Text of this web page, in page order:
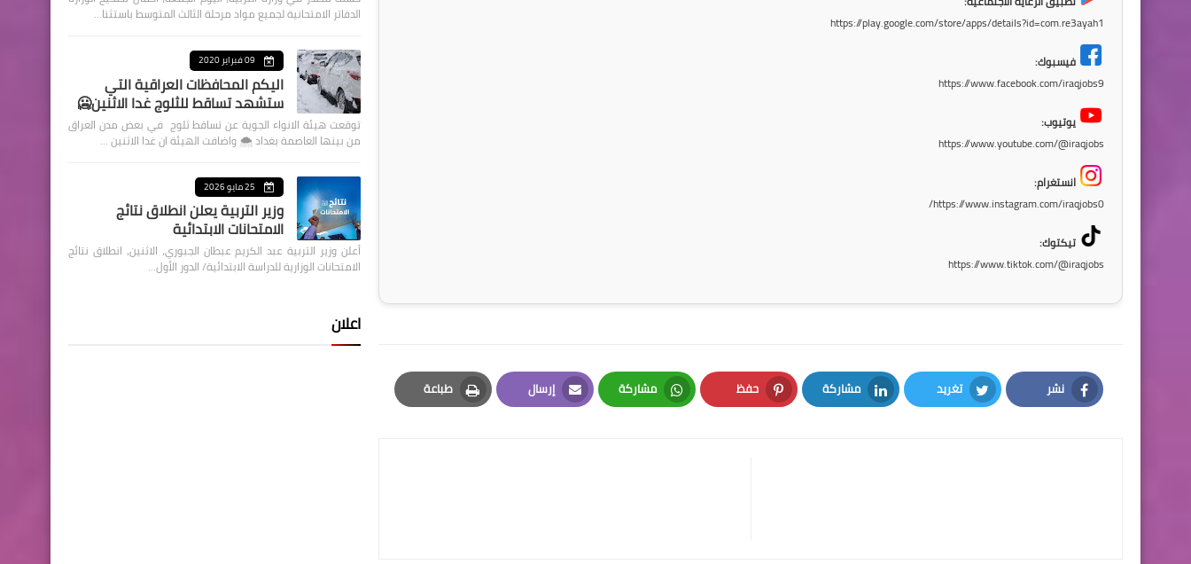
https://play.google.com/store/apps/details?id=com.re3ayah1
فيسبوك:
https://www.facebook.com/iraqjobs9
يوتيوب:
https://www.youtube.com/@iraqjobs
انستغرام:
https://www.instagram.com/iraqjobs0/
تيكتوك:
https://www.tiktok.com/@iraqjobs
نشر
Facebook
تغريد
Twitter
مشاركة
LinkedIn
حفظ
Pinterest
مشاركة
Whatsapp
إرسال
Email
طباعة
Print
الدفاتر الامتحانية لجميع مواد مرحلة الثالث المتوسط باستثنا…
09 فبراير 2020
اليكم المحافظات العراقية التي
ستشهد تساقط للثلوج غدا الاثنين🥶
توقعت هيئة الانواء الجوية عن تساقط ثلوج في بعض مدن العراق
من بينها العاصمة بغداد ⁦🌨️⁩ واضافت الهيئة ان غدا الاثنين …
25 مايو 2026
وزير التربية يعلن انطلاق نتائج
الامتحانات الابتدائية
أعلن وزير التربية عبد الكريم عبطان الجبوري، الاثنين، انطلاق نتائج
الامتحانات الوزارية للدراسة الابتدائية/ الدور الأول…
اعلان